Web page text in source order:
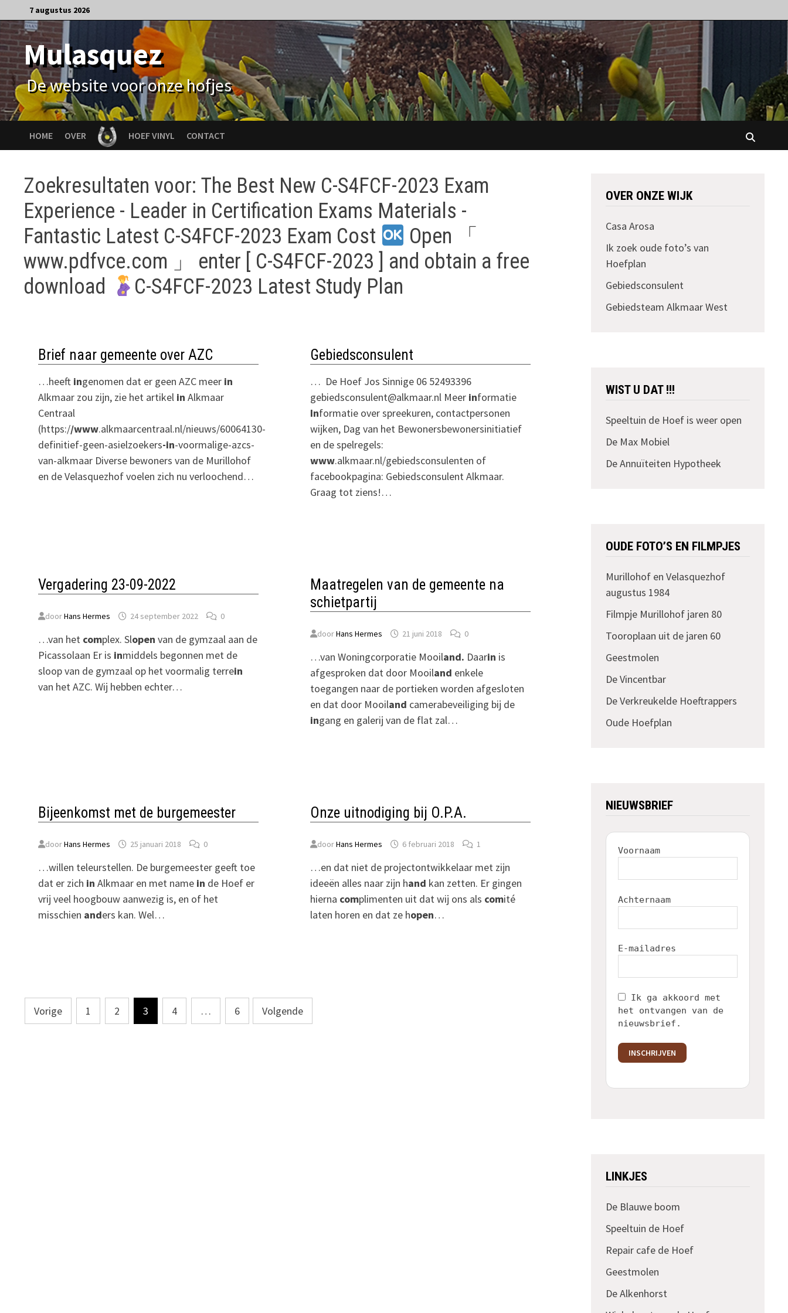
naar
de
inhoud
7 augustus 2026
Mulasquez
De website voor onze hofjes
HOME OVER HOEF VINYL CONTACT
Zoekresultaten voor: The Best New C-S4FCF-2023 Exam
Experience - Leader in Certification Exams Materials -
Fantastic Latest C-S4FCF-2023 Exam Cost
Open 「
www.pdfvce.com 」 enter [ C-S4FCF-2023 ] and obtain a free
download
C-S4FCF-2023 Latest Study Plan
Brief naar gemeente over AZC
…heeft ingenomen dat er geen AZC meer in
Alkmaar zou zijn, zie het artikel in Alkmaar
Centraal
(https://www.alkmaarcentraal.nl/nieuws/60064130-
definitief-geen-asielzoekers-in-voormalige-azcs-
van-alkmaar Diverse bewoners van de Murillohof
en de Velasquezhof voelen zich nu verloochend…
Gebiedsconsulent
… De Hoef Jos Sinnige 06 52493396
gebiedsconsulent@alkmaar.nl Meer informatie
Informatie over spreekuren, contactpersonen
wijken, Dag van het Bewonersbewonersinitiatief
en de spelregels:
www.alkmaar.nl/gebiedsconsulenten of
facebookpagina: Gebiedsconsulent Alkmaar.
Graag tot ziens!…
Vergadering 23-09-2022
doorHans Hermes 24 september 2022 0
…van het complex. Slopen van de gymzaal aan de
Picassolaan Er is inmiddels begonnen met de
sloop van de gymzaal op het voormalig terrein
van het AZC. Wij hebben echter…
Maatregelen van de gemeente na
schietpartij
doorHans Hermes 21 juni 2018 0
…van Woningcorporatie Mooiland. Daarin is
afgesproken dat door Mooiland enkele
toegangen naar de portieken worden afgesloten
en dat door Mooiland camerabeveiliging bij de
ingang en galerij van de flat zal…
Bijeenkomst met de burgemeester
doorHans Hermes 25 januari 2018 0
…willen teleurstellen. De burgemeester geeft toe
dat er zich in Alkmaar en met name in de Hoef er
vrij veel hoogbouw aanwezig is, en of het
misschien anders kan. Wel…
Onze uitnodiging bij O.P.A.
doorHans Hermes 6 februari 2018 1
…en dat niet de projectontwikkelaar met zijn
ideeën alles naar zijn hand kan zetten. Er gingen
hierna complimenten uit dat wij ons als comité
laten horen en dat ze hopen…
Berichten
paginering
Vorige 1 2 3 4 … 6 Volgende
OVER ONZE WIJK
Casa Arosa
Ik zoek oude foto’s van
Hoefplan
Gebiedsconsulent
Gebiedsteam Alkmaar West
WIST U DAT !!!
Speeltuin de Hoef is weer open
De Max Mobiel
De Annuïteiten Hypotheek
OUDE FOTO’S EN FILMPJES
Murillohof en Velasquezhof
augustus 1984
Filmpje Murillohof jaren 80
Tooroplaan uit de jaren 60
Geestmolen
De Vincentbar
De Verkreukelde Hoeftrappers
Oude Hoefplan
NIEUWSBRIEF
Voornaam
Achternaam
E-mailadres
Ik ga akkoord met
het ontvangen van de
nieuwsbrief.
INSCHRIJVEN
LINKJES
De Blauwe boom
Speeltuin de Hoef
Repair cafe de Hoef
Geestmolen
De Alkenhorst